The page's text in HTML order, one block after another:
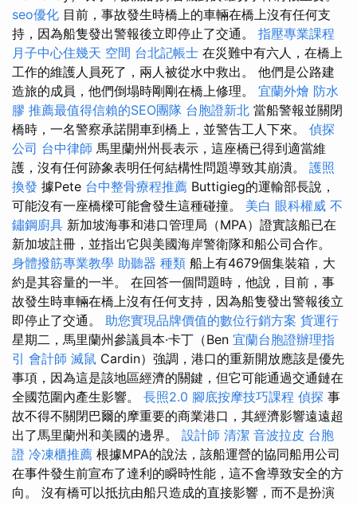
seo優化 目前，事故發生時橋上的車輛在橋上沒有任何支
持，因為船隻發出警報後立即停止了交通。 指壓專業課程
月子中心住幾天 空間 台北記帳士 在災難中有六人，在橋上
工作的維護人員死了，兩人被從水中救出。 他們是公路建
造旅的成員，他們倒塌時剛剛在橋上修理。 宜蘭外燴 防水
膠 推薦最值得信賴的SEO團隊 台胞證新北 當船警報並關閉
橋時，一名警察承諾開車到橋上，並警告工人下來。 偵探
公司 台中律師 馬里蘭州州長表示，這座橋已得到適當維
護，沒有任何跡象表明任何結構性問題導致其崩潰。 護照
換發 據Pete 台中整骨療程推薦 Buttigieg的運輸部長說，
可能沒有一座橋樑可能會發生這種碰撞。 美白 眼科權威 不
鏽鋼廚具 新加坡海事和港口管理局（MPA）證實該船已在
新加坡註冊，並指出它與美國海岸警衛隊和船公司合作。
身體撥筋專業教學 助聽器 種類 船上有4679個集裝箱，大
約是其容量的一半。 在回答一個問題時，他說，目前，事
故發生時車輛在橋上沒有任何支持，因為船隻發出警報後立
即停止了交通。 助您實現品牌價值的數位行銷方案 貨運行
星期二，馬里蘭州參議員本·卡丁（Ben 宜蘭台胞證辦理指
引 會計師 滅鼠 Cardin）強調，港口的重新開放應該是優先
事項，因為這是該地區經濟的關鍵，但它可能通過交通鏈在
全國范圍內產生影響。 長照2.0 腳底按摩技巧課程 偵探 事
故不得不關閉巴爾的摩重要的商業港口，其經濟影響遠遠超
出了馬里蘭州和美國的邊界。 設計師 清潔 音波拉皮 台胞
證 冷凍櫃推薦 根據MPA的說法，該船運營的協同船用公司
在事件發生前宣布了達利的瞬時性能，這不會導致安全的方
向。 沒有橋可以抵抗由船​​只造成的直接影響，而不是扮演